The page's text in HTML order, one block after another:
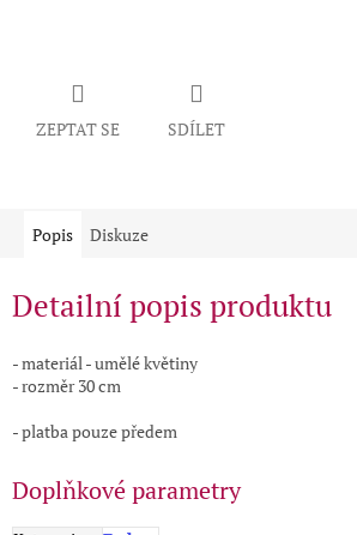
ZEPTAT SE SDÍLET
Popis Diskuze
Detailní popis produktu
- materiál - umělé květiny
- rozměr 30 cm
- platba pouze předem
Doplňkové parametry